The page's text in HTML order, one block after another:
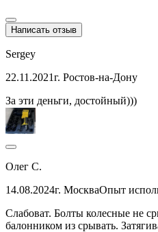
Написать отзыв
Sergey
22.11.2021г. Ростов-на-Дону
За эти деньги, достойный)))
Олег С.
14.08.2024г. МоскваОпыт
Слабоват. Болты колесные не
балонником из срывать.